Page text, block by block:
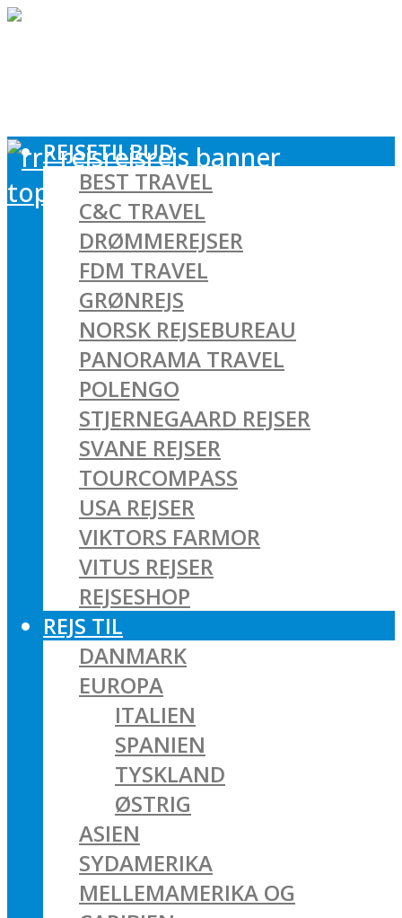
REJSETILBUD
BEST TRAVEL
C&C TRAVEL
DRØMMEREJSER
FDM TRAVEL
GRØNREJS
NORSK REJSEBUREAU
PANORAMA TRAVEL
POLENGO
STJERNEGAARD REJSER
SVANE REJSER
TOURCOMPASS
USA REJSER
VIKTORS FARMOR
VITUS REJSER
REJSESHOP
REJS TIL
DANMARK
EUROPA
ITALIEN
SPANIEN
TYSKLAND
ØSTRIG
ASIEN
SYDAMERIKA
MELLEMAMERIKA OG